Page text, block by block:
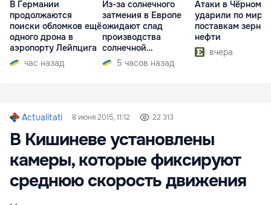
В Германии
продолжаются
поиски обломков ещё
одного дрона в
аэропорту Лейпцига
час назад
Из-за солнечного
затмения в Европе
ожидают спад
производства
солнечной
электроэнергии
5 часов назад
Атаки в Чёрном
ударили по
поставкам зерна
нефти
вчера
Actualitati 8 июня 2015, 11:12 22 313
В Кишиневе установлены
камеры, которые фиксируют
среднюю скорость движения